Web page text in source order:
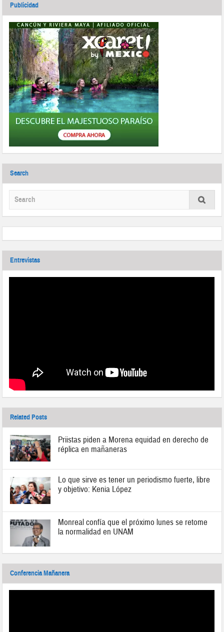
Publicidad
Search
Entrevistas
Related Posts
Priistas piden a Morena equidad en derecho de
réplica en mañaneras
Lo que sirve es tener un periodismo fuerte, libre
y objetivo: Kenia López
Monreal confía que el próximo lunes se retome
la normalidad en UNAM
Conferencia Mañanera